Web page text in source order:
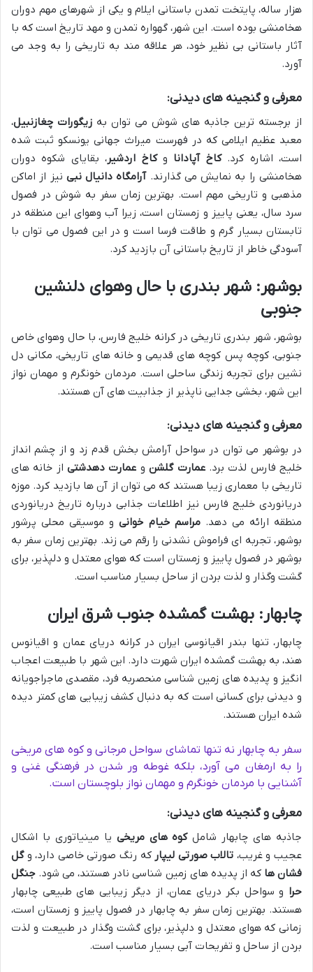
هزار ساله، پایتخت تمدن باستانی ایلام و یکی از شهرهای مهم دوران
هخامنشی بوده است. این شهر، گهواره تمدن و مهد تاریخ است که با
آثار باستانی بی نظیر خود، هر علاقه مند به تاریخی را به وجد می
آورد.
معرفی و گنجینه های دیدنی:
از برجسته ترین جاذبه های شوش می توان به زیگورات چغازنبیل،
معبد عظیم ایلامی که در فهرست میراث جهانی یونسکو ثبت شده
است، اشاره کرد.کاخ آپادانا وکاخ اردشیر، بقایای شکوه دوران
هخامنشی را به نمایش می گذارند.آرامگاه دانیال نبی نیز از اماکن
مذهبی و تاریخی مهم است. بهترین زمان سفر به شوش در فصول
سرد سال، یعنی پاییز و زمستان است، زیرا آب وهوای این منطقه در
تابستان بسیار گرم و طاقت فرسا است و در این فصول می توان با
آسودگی خاطر از تاریخ باستانی آن بازدید کرد.
بوشهر: شهر بندری با حال وهوای دلنشین
جنوبی
بوشهر، شهر بندری تاریخی در کرانه خلیج فارس، با حال وهوای خاص
جنوبی، کوچه پس کوچه های قدیمی و خانه های تاریخی، مکانی دل
نشین برای تجربه زندگی ساحلی است. مردمان خونگرم و مهمان نواز
این شهر، بخشی جدایی ناپذیر از جذابیت های آن هستند.
معرفی و گنجینه های دیدنی:
در بوشهر می توان در سواحل آرامش بخش قدم زد و از چشم انداز
خلیج فارس لذت برد.عمارت گلشنو عمارت دهدشتیاز خانه های
تاریخی با معماری زیبا هستند که می توان از آن ها بازدید کرد. موزه
دریانوردی خلیج فارس نیز اطلاعات جذابی درباره تاریخ دریانوردی
منطقه ارائه می دهد.مراسم خیام خوانیو موسیقی محلی پرشور
بوشهر، تجربه ای فراموش نشدنی را رقم می زند. بهترین زمان سفر به
بوشهر در فصول پاییز و زمستان است که هوای معتدل و دلپذیر، برای
گشت وگذار و لذت بردن از ساحل بسیار مناسب است.
چابهار: بهشت گمشده جنوب شرق ایران
چابهار، تنها بندر اقیانوسی ایران در کرانه دریای عمان و اقیانوس
هند، به بهشت گمشده ایران شهرت دارد. این شهر با طبیعت اعجاب
انگیز و پدیده های زمین شناسی منحصربه فرد، مقصدی ماجراجویانه
و دیدنی برای کسانی است که به دنبال کشف زیبایی های کمتر دیده
شده ایران هستند.
سفر به چابهار نه تنها تماشای سواحل مرجانی و کوه های مریخی
را به ارمغان می آورد، بلکه غوطه ور شدن در فرهنگی غنی و
آشنایی با مردمان خونگرم و مهمان نواز بلوچستان است.
معرفی و گنجینه های دیدنی:
جاذبه های چابهار شاملکوه های مریخی یا مینیاتوری با اشکال
عجیب و غریب، تالاب صورتی لیپار که رنگ صورتی خاصی دارد، وگل
فشان ها که از پدیده های زمین شناسی نادر هستند، می شود. جنگل
حرا و سواحل بکر دریای عمان، از دیگر زیبایی های طبیعی چابهار
هستند. بهترین زمان سفر به چابهار در فصول پاییز و زمستان است،
زمانی که هوای معتدل و دلپذیر، برای گشت وگذار در طبیعت و لذت
بردن از ساحل و تفریحات آبی بسیار مناسب است.